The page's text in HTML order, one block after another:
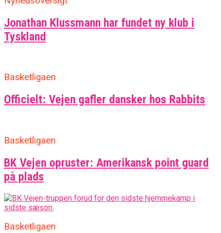
Jonathan Klussmann har fundet ny klub i
Tyskland
Basketligaen
Officielt: Vejen gafler dansker hos Rabbits
Basketligaen
BK Vejen opruster: Amerikansk point guard
på plads
Basketligaen